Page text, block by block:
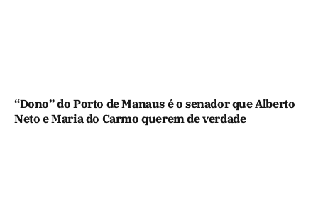
“Dono” do Porto de Manaus é o senador que Alberto
Neto e Maria do Carmo querem de verdade